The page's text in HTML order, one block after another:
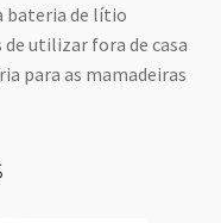
bateria de lítio
utilizar fora de casa
para as mamadeiras